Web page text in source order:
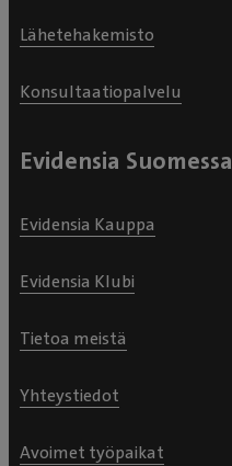
Lähetehakemisto
Konsultaatiopalvelu
Evidensia Suomessa
Evidensia Kauppa
Evidensia Klubi
Tietoa meistä
Yhteystiedot
Avoimet työpaikat